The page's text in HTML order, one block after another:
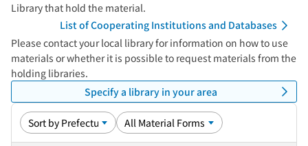
Library that hold the material.
List of Cooperating Institutions and Databases
Please contact your local library for information on how to use
materials or whether it is possible to request materials from the
holding libraries.
Specify a library in your area